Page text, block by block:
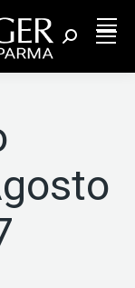
Cerca: